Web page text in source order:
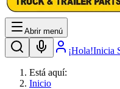
Abrir menú
¡Hola!Inicia
Está aquí:
Inicio